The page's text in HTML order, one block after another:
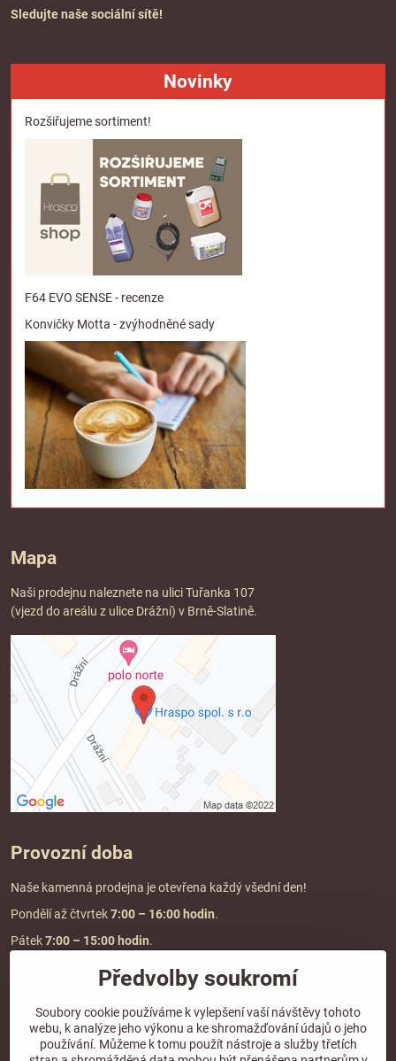
Sledujte naše sociální sítě!
Novinky
Rozšiřujeme sortiment!
F64 EVO SENSE - recenze
Konvičky Motta - zvýhodněné sady
Mapa
Naši prodejnu naleznete na ulici Tuřanka 107
(vjezd do areálu z ulice Drážní) v Brně-Slatině.
Provozní doba
Naše kamenná prodejna je otevřena každý všední den!
Pondělí až čtvrtek7:00 – 16:00 hodin.
Pátek7:00 – 15:00 hodin.
Doprava a platba
DOPRAVA ZDARMA
při objednávce nad2000 Kč vč. DPH.
Předvolby soukromí
Soubory cookie používáme k vylepšení vaší návštěvy tohoto
webu, k analýze jeho výkonu a ke shromažďování údajů o jeho
používání. Můžeme k tomu použít nástroje a služby třetích